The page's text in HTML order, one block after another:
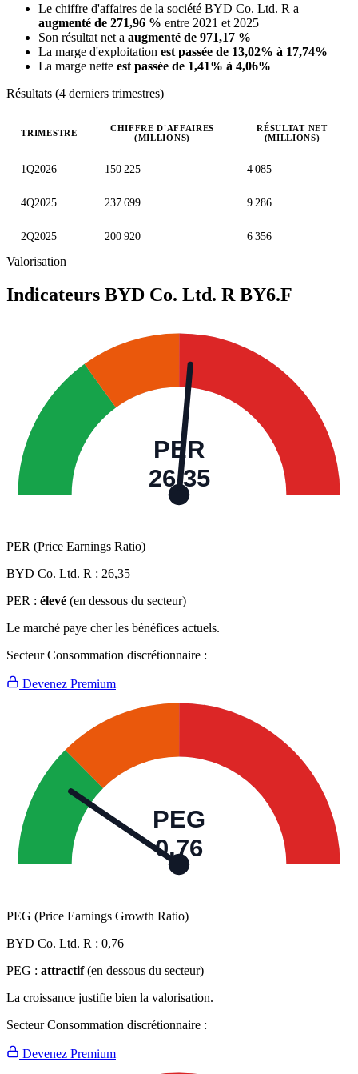
Le chiffre d'affaires de la société BYD Co. Ltd. R a
augmenté de 271,96 % entre 2021 et 2025
Son résultat net a augmenté de 971,17 %
La marge d'exploitation est passée de 13,02% à 17,74%
La marge nette est passée de 1,41% à 4,06%
Résultats (4 derniers trimestres)
TRIMESTRE
CHIFFRE D'AFFAIRES
(MILLIONS)
RÉSULTAT NET
(MILLIONS)
1Q2026 150 225 4 085
4Q2025 237 699 9 286
2Q2025 200 920 6 356
Valorisation
Indicateurs BYD Co. Ltd. RBY6.F
PER
26,35
PER (Price Earnings Ratio)
BYD Co. Ltd. R : 26,35
PER : élevé (en dessous du secteur)
Le marché paye cher les bénéfices actuels.
Secteur Consommation discrétionnaire :
Devenez Premium
PEG
0,76
PEG (Price Earnings Growth Ratio)
BYD Co. Ltd. R : 0,76
PEG : attractif (en dessous du secteur)
La croissance justifie bien la valorisation.
Secteur Consommation discrétionnaire :
Devenez Premium